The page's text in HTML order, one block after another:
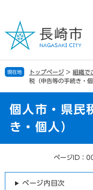
の
で
す
ー
ば
し
現在地 トップページ > 組織で
税（申告等の手続き・個
個人市・県民
き・個人）
ページID：
ページ内目次